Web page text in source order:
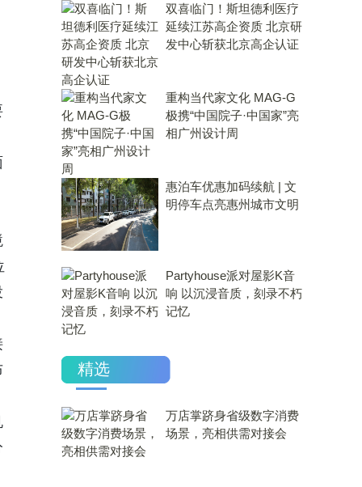
双喜临门！斯坦德利医疗
延续江苏高企资质 北京研
发中心斩获北京高企认证
重构当代家文化 MAG-G
极携“中国院子·中国家”亮
相广州设计周
惠泊车优惠加码续航 | 文
明停车点亮惠州城市文明
Partyhouse派对屋影K音
响 以沉浸音质，刻录不朽
记忆
精选
万店掌跻身省级数字消费
场景，亮相供需对接会